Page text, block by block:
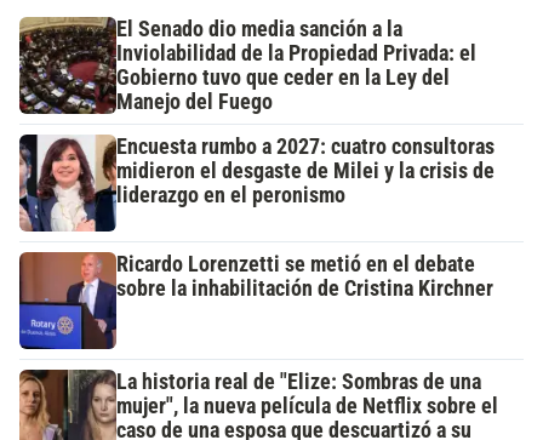
El Senado dio media sanción a la
Inviolabilidad de la Propiedad Privada: el
Gobierno tuvo que ceder en la Ley del
Manejo del Fuego
Encuesta rumbo a 2027: cuatro consultoras
midieron el desgaste de Milei y la crisis de
liderazgo en el peronismo
Ricardo Lorenzetti se metió en el debate
sobre la inhabilitación de Cristina Kirchner
La historia real de "Elize: Sombras de una
mujer", la nueva película de Netflix sobre el
caso de una esposa que descuartizó a su